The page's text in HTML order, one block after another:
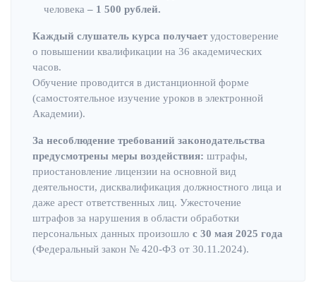
человека – 1 500 рублей.
Каждый слушатель курса получает удостоверение
о повышении квалификации на 36 академических
часов.
Обучение проводится в дистанционной форме
(самостоятельное изучение уроков в электронной
Академии).
За несоблюдение требований законодательства
предусмотрены меры воздействия: штрафы,
приостановление лицензии на основной вид
деятельности, дисквалификация должностного лица и
даже арест ответственных лиц. Ужесточение
штрафов за нарушения в области обработки
персональных данных произошло с 30 мая 2025 года
(Федеральный закон № 420-ФЗ от 30.11.2024).